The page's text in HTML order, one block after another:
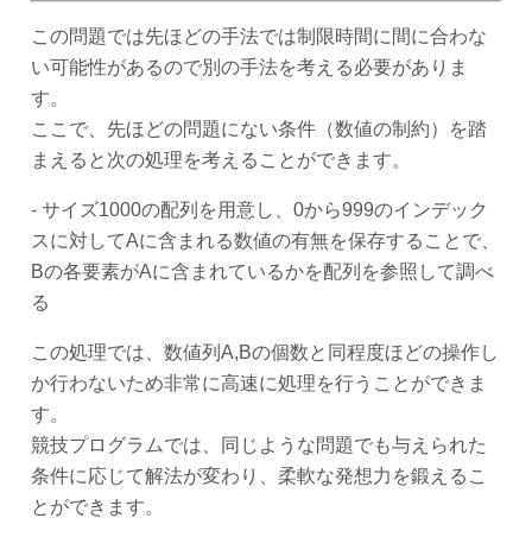
この問題では先ほどの手法では制限時間に間に合わな
い可能性があるので別の手法を考える必要がありま
す。
ここで、先ほどの問題にない条件（数値の制約）を踏
まえると次の処理を考えることができます。
- サイズ1000の配列を用意し、0から999のインデック
スに対してAに含まれる数値の有無を保存することで、
Bの各要素がAに含まれているかを配列を参照して調べ
る
この処理では、数値列A,Bの個数と同程度ほどの操作し
か行わないため非常に高速に処理を行うことができま
す。
競技プログラムでは、同じような問題でも与えられた
条件に応じて解法が変わり、柔軟な発想力を鍛えるこ
とができます。